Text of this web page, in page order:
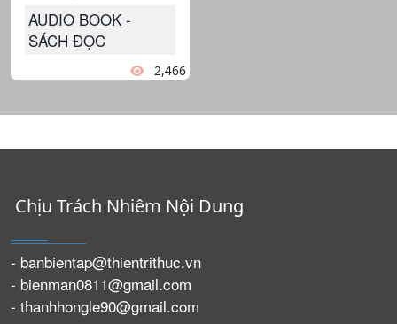
AUDIO BOOK -
SÁCH ĐỌC
2,466
Chịu Trách Nhiêm Nội Dung
- banbientap@thientrithuc.vn
- bienman0811@gmail.com
- thanhhongle90@gmail.com